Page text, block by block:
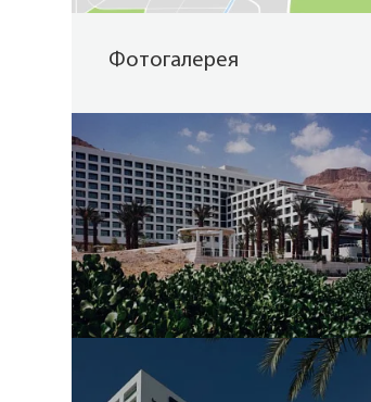
Фотогалерея